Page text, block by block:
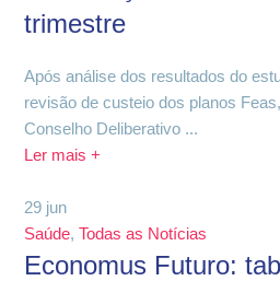
trimestre
Após análise dos resultados do
revisão de custeio dos planos
Conselho Deliberativo ...
Ler mais +
29 jun
Saúde,Todas as Notícias
Economus Futuro: